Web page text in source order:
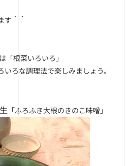
す＾＾
「根菜いろいろ」
ろな調理法で楽しみましょう。
「ふろふき大根のきのこ味噌」